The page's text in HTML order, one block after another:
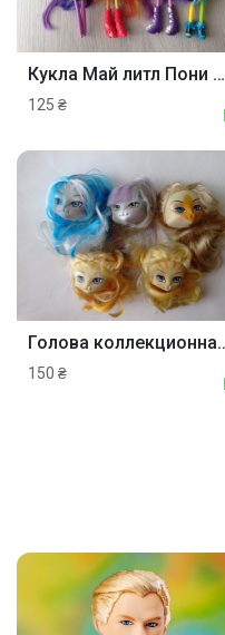
Форумы
Кинозал
Кукла Май литл Пони 2 эквестрия герлз хасбро My little pony equestria girls hasbro.
125 ₴
Голова коллекционная
150 ₴